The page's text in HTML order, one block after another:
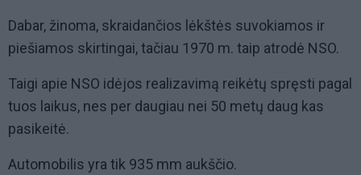
Dabar, žinoma, skraidančios lėkštės suvokiamos ir
piešiamos skirtingai, tačiau 1970 m. taip atrodė NSO.
Taigi apie NSO idėjos realizavimą reikėtų spręsti pagal
tuos laikus, nes per daugiau nei 50 metų daug kas
pasikeitė.
Automobilis yra tik 935 mm aukščio.